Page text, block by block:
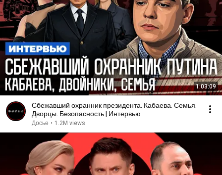
1:03:09
Сбежавший охранник президента. Кабаева. Семья.
Дворцы. Безопасность | Интервью
Досье • 1.2M views